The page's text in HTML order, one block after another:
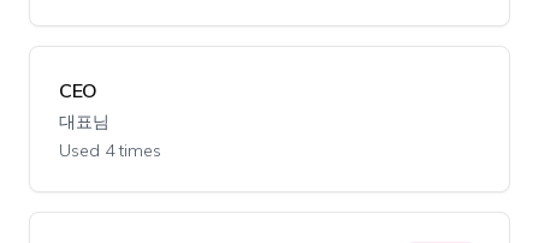
CEO
대표님
Used 4 times